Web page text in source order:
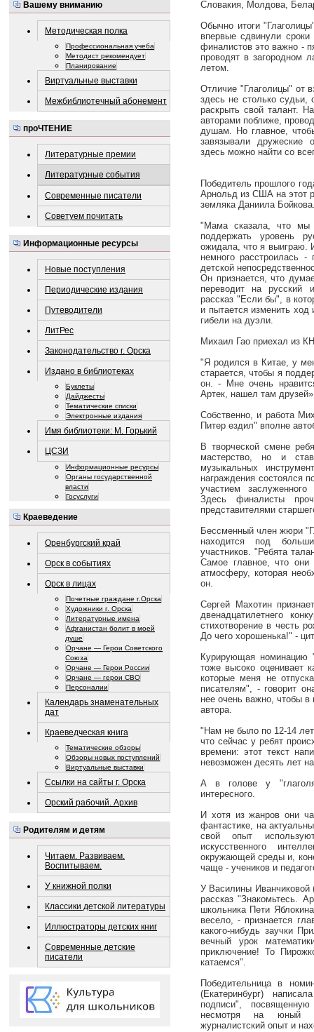
Вашему вниманию
Методическая полка
Профессиональная учеба
Методист рекомендует
Планирование
Виртуальные выставки
Межбиблиотечный абонемент
проЧТЕНИЕ
Литературные премии
Литературные события
Современные писатели
Советуем почитать
Информационные ресурсы
Новые поступления
Периодические издания
Путеводители
ЛитРес
Законодательство г. Орска
Издано в библиотеках
Буклеты
Дайджесты
Тематические списки
Электронные издания
Имя библиотеки: М. Горький
ЦСЗИ
Информационные ресурсы
Органы государственной
власти
Госуслуги
Краеведение
Оренбургский край
Орск в событиях
Орск в лицах
Почетные граждане г.Орска
Художники г. Орска
Литературные имена
Афганистан болит в моей
душе
Орчане — Герои Советского
Союза
Орчане — Герои России
Орчане — герои СВО
Персоналии
Календарь знаменательных
дат
Краеведческая книга
Тематические обзоры
Обзоры новых поступлений
Виртуальные выставки
Ссылки на сайты г. Орска
Орский рабочий. Архив
Родителям и детям
Читаем. Развиваем.
Воспитываем.
У книжной полки
Классики детской литературы
Иллюстраторы детских книг
Современные детские
писатели
Словакия, Молдова,
Обычно итоги
впервые сдвинули
финалистов это важно -
проводят в загородном
летом.
Отличие "Глаголицы" от
здесь не столько судьи,
раскрыть свой талант.
авторами поближе,
душам. Но главное,
завязывали дружеские
здесь можно найти со
Победитель прошлого
Арнольд из США на этот
земляка Даниила
"Мама сказала, что мы
поддержать уровень
ожидала, что я выиграю.
немного расстроилась
детской
Он признается, что
переводит на русский
рассказ "Если бы", в
и пытается изменить
гибели на дуэли.
Михаил Гао приехал из
"Я родился в Китае, у
старается, чтобы я
он. - Мне очень
Артек, нашел там
Собственно, и работа
Питер ездил" вполне
В творческой смене
мастерство, но и
музыкальных
награждения состоялся
участием
Здесь финалисты
представителями
Бессменный член жюри
находится под
участников. "Ребята
Самое главное, что они
атмосферу, которая
он.
Сергей Махотин
двенадцатилетнего
стихотворение в честь
До чего хорошенька!" -
Курирующая номинацию
тоже высоко оценивает
которые меня не
писателям", - говорит
нее очень важно, чтобы
автора.
"Нам не было по 12-14
что сейчас у ребят
времени: этот текст
невозможен десять лет
А в голове у
интересного.
И хотя из жанров они
фантастике, на
свой опыт
искусственного
окружающей среды и,
чаще - учеников и
У Василины
рассказ "Знакомьтесь.
школьника Пети
весело, - признается
какого-нибудь заучки
вечный урок
приключение! То
катаемся".
Победительница в
(Екатеринбург)
подписи",
несмотря на юный
журналистский опыт и